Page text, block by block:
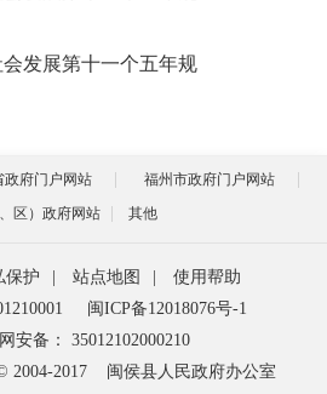
发展第十一个五年规
政府门户网站
福州市政府门户网站
区）政府网站
其他
保护 站点地图
使用帮助
闽ICP备12018076号-1
安备：
35012102000210
2004-2017
闽侯县人民政府办公室